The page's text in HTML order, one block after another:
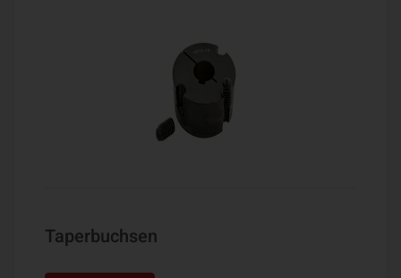
Taperbuchsen